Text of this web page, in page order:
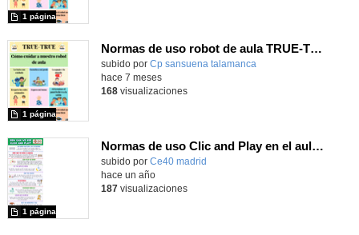
1 página
Normas de uso robot de aula TRUE-TRUE
Contenido educativo.
subido por Cp sansuena talamanca
1 página
hace 7 meses
168visualizaciones
Normas de uso Clic and Play en el aula en inglés (tamaño A3)
subido por Ce40 madrid
1 página
hace un año
187visualizaciones